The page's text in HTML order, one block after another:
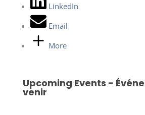
LinkedIn
Email
More
Upcoming Events -
venir